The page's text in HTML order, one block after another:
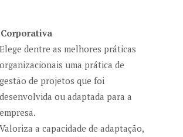
Elege dentre as melhores práticas
organizacionais uma prática de
gestão de projetos que foi
desenvolvida ou adaptada para a
empresa.
Valoriza a capacidade de adaptação,